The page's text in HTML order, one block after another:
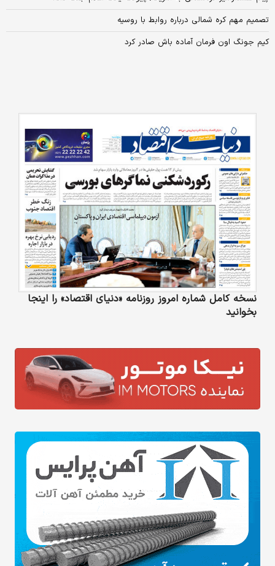
تصمیم مهم کره شمالی درباره روابط با روسیه
کیم جونگ اون فرمان آماده باش صادر کرد
نسخه کامل شماره امروز روزنامه «دنیای‌ اقتصاد» را اینجا
بخوانید